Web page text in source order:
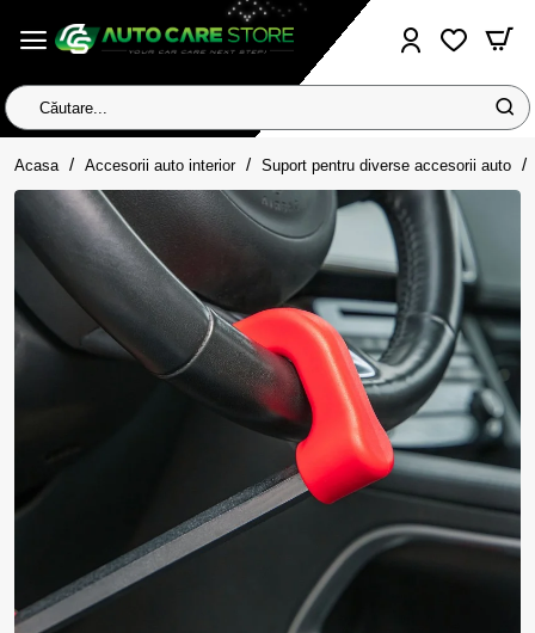
Căutare...
Acasa homeAccesorii auto interior Suport pentru diverse accesorii auto